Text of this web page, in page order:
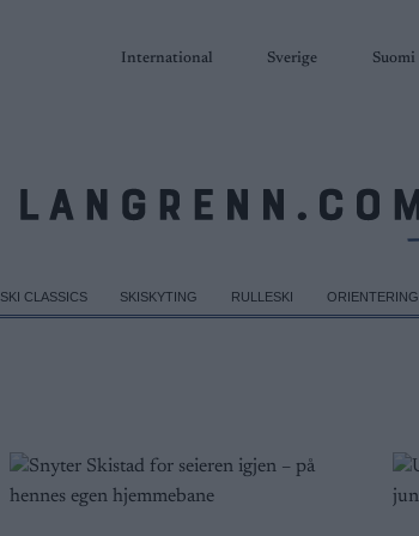
International Sverige Suomi
SKI CLASSICS SKISKYTING RULLESKI ORIENTERING